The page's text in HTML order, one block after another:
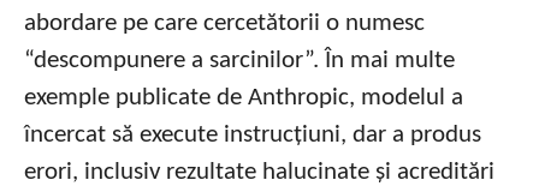
abordare pe care cercetătorii o numesc
“descompunere a sarcinilor”. În mai multe
exemple publicate de Anthropic, modelul a
încercat să execute instrucțiuni, dar a produs
erori, inclusiv rezultate halucinate și acreditări